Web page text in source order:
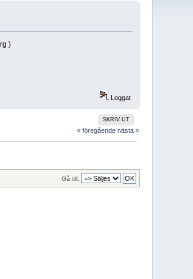
)
Loggat
SKRIV UT
« föregående nästa »
Gå till: